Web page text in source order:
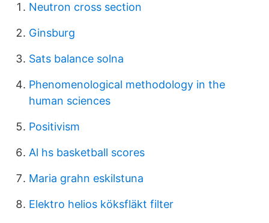
Neutron cross section
Ginsburg
Sats balance solna
Phenomenological methodology in the
human sciences
Positivism
Al hs basketball scores
Maria grahn eskilstuna
Elektro helios köksfläkt filter